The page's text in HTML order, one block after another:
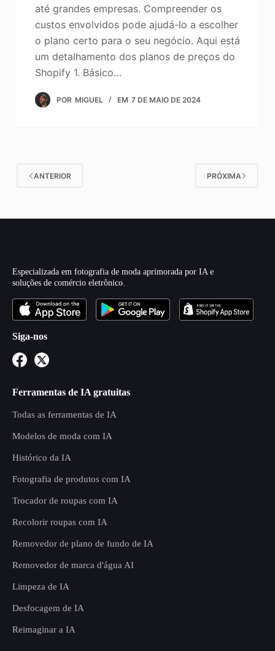
até grandes empresas. Compreender os
custos envolvidos pode ajudá-lo a escolher
o plano certo para o seu negócio. Aqui está
um detalhamento dos planos de preços do
Shopify 1. Básico…
POR MIGUEL EM 7 DE MAIO DE 2024
ANTERIOR PRÓXIMA
Especializada em fotografia de moda aprimorada por IA e
soluções de comércio eletrônico.
Siga-nos
Ferramentas de IA gratuitas
Todas as ferramentas de IA
Modelos de moda com IA
Histórico da IA
Fotografia de produtos com IA
Trocador de roupas com IA
Recolorir roupas com IA
Removedor de plano de fundo de IA
Removedor de marca d'água AI
Limpeza de IA
Desfocagem de IA
Reimaginar a IA